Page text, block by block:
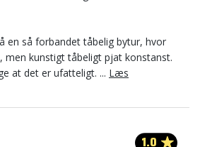
en så forbandet tåbelig bytur, hvor
men kunstigt tåbeligt pjat konstanst.
at det er ufatteligt. ... Læs
1.0